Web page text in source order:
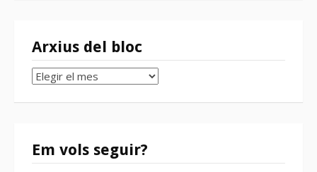
Arxius del bloc
Arxius
bloc
Em vols seguir?